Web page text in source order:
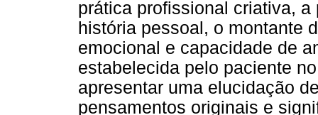
prática profissional criativa,
história pessoal, o montante
emocional e capacidade de
estabelecida pelo paciente
apresentar uma elucidação
pensamentos originais e